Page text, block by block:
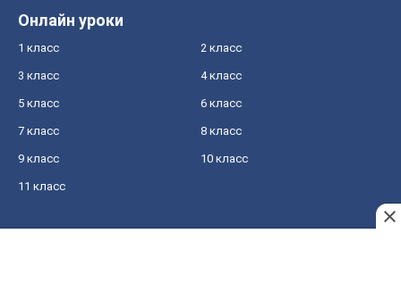
Онлайн уроки
1 класс 2 класс
3 класс 4 класс
5 класс 6 класс
7 класс 8 класс
9 класс 10 класс
11 класс